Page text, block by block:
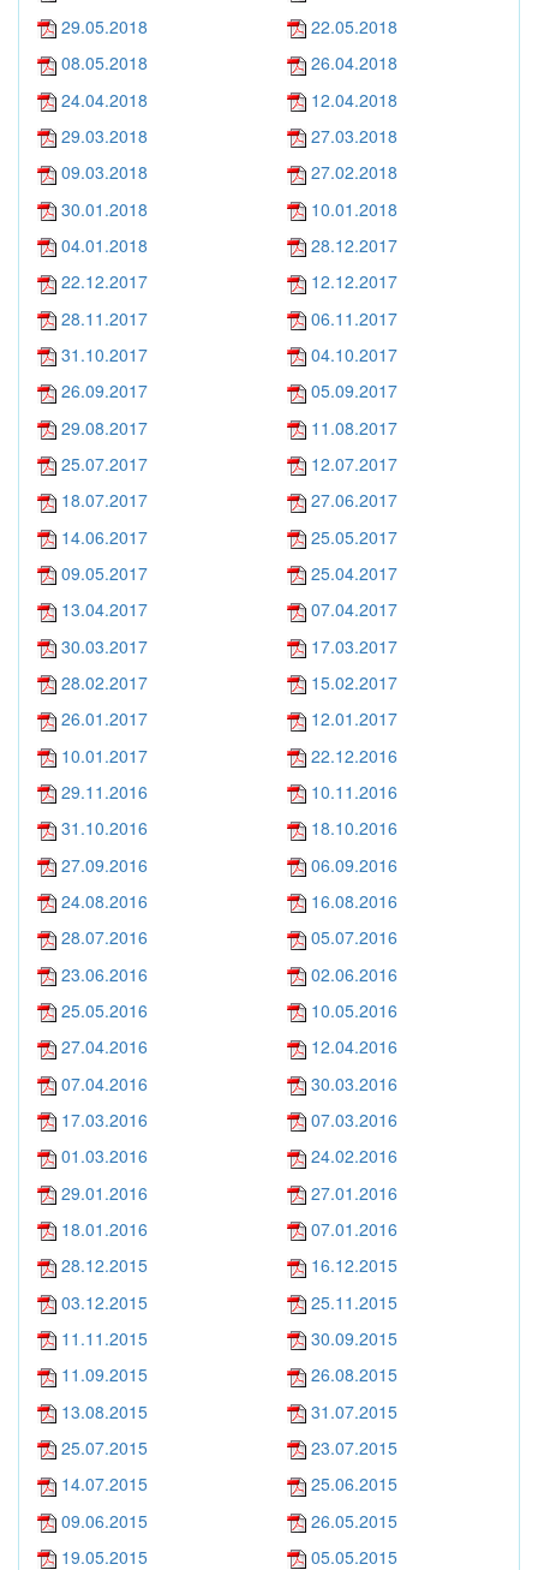
29.05.2018
22.05.2018
08.05.2018
26.04.2018
24.04.2018
12.04.2018
29.03.2018
27.03.2018
09.03.2018
27.02.2018
30.01.2018
10.01.2018
04.01.2018
28.12.2017
22.12.2017
12.12.2017
28.11.2017
06.11.2017
31.10.2017
04.10.2017
26.09.2017
05.09.2017
29.08.2017
11.08.2017
25.07.2017
12.07.2017
18.07.2017
27.06.2017
14.06.2017
25.05.2017
09.05.2017
25.04.2017
13.04.2017
07.04.2017
30.03.2017
17.03.2017
28.02.2017
15.02.2017
26.01.2017
12.01.2017
10.01.2017
22.12.2016
29.11.2016
10.11.2016
31.10.2016
18.10.2016
27.09.2016
06.09.2016
24.08.2016
16.08.2016
28.07.2016
05.07.2016
23.06.2016
02.06.2016
25.05.2016
10.05.2016
27.04.2016
12.04.2016
07.04.2016
30.03.2016
17.03.2016
07.03.2016
01.03.2016
24.02.2016
29.01.2016
27.01.2016
18.01.2016
07.01.2016
28.12.2015
16.12.2015
03.12.2015
25.11.2015
11.11.2015
30.09.2015
11.09.2015
26.08.2015
13.08.2015
31.07.2015
25.07.2015
23.07.2015
14.07.2015
25.06.2015
09.06.2015
26.05.2015
19.05.2015
05.05.2015